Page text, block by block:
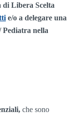
di Libera Scelta
e/o a delegare una
Pediatra nella
che sono